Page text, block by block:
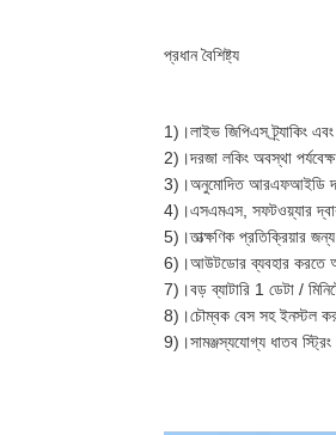
প্রধান বৈশিষ্ট্য
1)।লাইভ জিপিএস ট্র্যাকিং
2)।দরজা লকিং অবস্থা
3)।অনুমোদিত আরএফআইডি
4)।এসএমএস, সফটওয়্যার
5)।তাত্ক্ষণিক প্রতিক্রিয়ার
6)।আউটডোর ব্যবহার করতে
7)।বড় ব্যাটারি 1 ডেটা /
8)।চৌম্বক বেস সহ ইনস্টল
9)।সামঞ্জস্যযোগ্য ধাতব